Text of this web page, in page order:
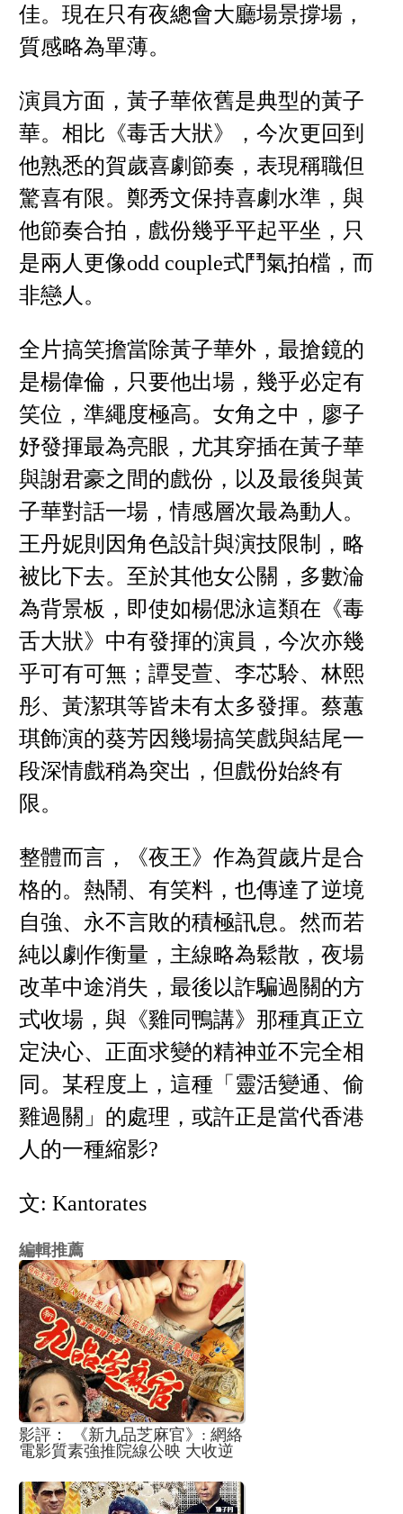
佳。現在只有夜總會大廳場景撐場，
質感略為單薄。
演員方面，黃子華依舊是典型的黃子
華。相比《毒舌大狀》，今次更回到
他熟悉的賀歲喜劇節奏，表現稱職但
驚喜有限。鄭秀文保持喜劇水準，與
他節奏合拍，戲份幾乎平起平坐，只
是兩人更像odd couple式鬥氣拍檔，而
非戀人。
全片搞笑擔當除黃子華外，最搶鏡的
是楊偉倫，只要他出場，幾乎必定有
笑位，準繩度極高。女角之中，廖子
妤發揮最為亮眼，尤其穿插在黃子華
與謝君豪之間的戲份，以及最後與黃
子華對話一場，情感層次最為動人。
王丹妮則因角色設計與演技限制，略
被比下去。至於其他女公關，多數淪
為背景板，即使如楊偲泳這類在《毒
舌大狀》中有發揮的演員，今次亦幾
乎可有可無；譚旻萱、李芯駖、林熙
彤、黃潔琪等皆未有太多發揮。蔡蕙
琪飾演的葵芳因幾場搞笑戲與結尾一
段深情戲稍為突出，但戲份始終有
限。
整體而言，《夜王》作為賀歲片是合
格的。熱鬧、有笑料，也傳達了逆境
自強、永不言敗的積極訊息。然而若
純以劇作衡量，主線略為鬆散，夜場
改革中途消失，最後以詐騙過關的方
式收場，與《雞同鴨講》那種真正立
定決心、正面求變的精神並不完全相
同。某程度上，這種「靈活變通、偷
雞過關」的處理，或許正是當代香港
人的一種縮影?
文: Kantorates
編輯推薦
影評： 《新九品芝麻官》: 網絡
電影質素強推院線公映 大收逆